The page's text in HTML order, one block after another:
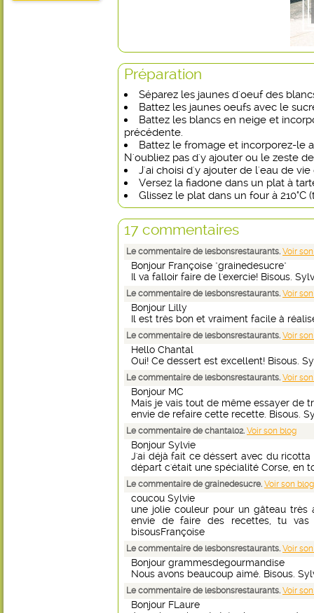
Préparation
Séparez les jaunes d'oeuf des
Battez les jaunes oeufs avec le
Battez les blancs en neige et
précédente.
Battez le fromage et incorporez-le
N'oubliez pas d'y ajouter ou le zeste
J'ai choisi d'y ajouter de l'eau de
Versez la fiadone dans un plat à
Glissez le plat dans un four à 210°C
17 commentaires
Le commentaire de lesbonsrestaurants. Voir
Bonjour Françoise "grainedesucre"
Il va falloir faire de l'exercie! Bisous.
Le commentaire de lesbonsrestaurants. Voir
Bonjour Lilly
Il est très bon et vraiment facile à
Le commentaire de lesbonsrestaurants. Voir
Hello Chantal
Oui! Ce dessert est excellent! Bisous.
Le commentaire de lesbonsrestaurants. Voir
Bonjour MC
Mais je vais tout de même essayer de
envie de refaire cette recette. Bisous.
Le commentaire de chantal02. Voir son blog
Bonjour Sylvie
J'ai déjà fait ce déssert avec du
départ c'était une spécialité Corse, en
Le commentaire de grainedesucre. Voir son blog
coucou Sylvie
une jolie couleur pour un gâteau très
envie de faire des recettes, tu
bisousFrançoise
Le commentaire de lesbonsrestaurants. Voir
Bonjour grammesdegourmandise
Nous avons beaucoup aimé. Bisous.
Le commentaire de lesbonsrestaurants. Voir
Bonjour FLaure